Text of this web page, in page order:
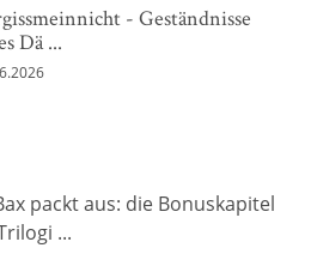
- Geständnisse
Dä ...
packt aus: die Bonuskapitel
...